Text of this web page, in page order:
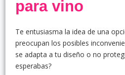
para vino
Te entusiasma la idea de una
preocupan los posibles
se adapta a tu diseño o no
esperabas?